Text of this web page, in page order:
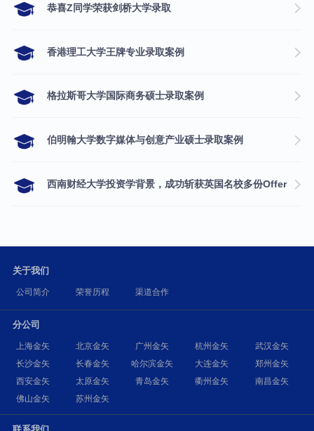
​恭喜Z同学荣获剑桥大学录取
香港理工大学王牌专业录取案例
格拉斯哥大学国际商务硕士录取案例
伯明翰大学数字媒体与创意产业硕士录取案例
西南财经大学投资学背景，成功斩获英国名校多份Offer
关于我们
公司简介 荣誉历程 渠道合作
分公司
上海金矢 北京金矢 广州金矢 杭州金矢
武汉金矢
长沙金矢
长春金矢 哈尔滨金矢 大连金矢
郑州金矢
西安金矢
太原金矢 青岛金矢 衢州金矢
南昌金矢
佛山金矢
苏州金矢